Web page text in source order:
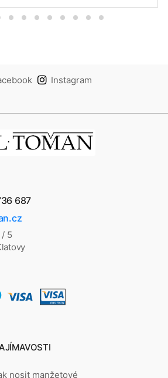
Instagram
687
/ 5
nosit manžetové